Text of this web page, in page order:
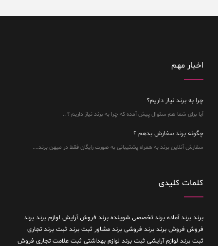
اخبار مهم
چرا به برند نیاز داریم؟
آیا برای شما هم سئوال پیش آمده که چرا به برند نیاز داریم ؟ ..
چگونه برند سفارش بدهم ؟
سفارش آنلاین برند به همراه پشتیبانی به صورت رایگان فقط در میهن برند....
کلمات کلیدی
برند برند آماده برند تخصصی شوینده برند فروش آرایش لوازم برند برند
فروش فروش برند برند فروشی برند مشاور ثبت برند ثبت برند تجاری
ثبت برند لوازم آرایشی ثبت برند لوازم بهداشتی ثبت علامت تجاری فروش